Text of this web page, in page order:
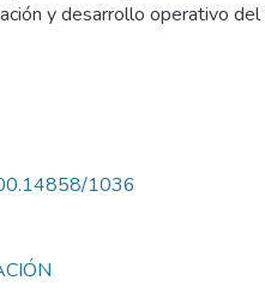
y desarrollo operativo
1036